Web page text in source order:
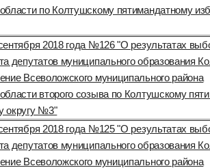
по Колтушскому пятимандатному
2018 года №126 "О результатах
депутатов муниципального образования
Всеволожского муниципального района
второго созыва по Колтушскому
округу №3"
2018 года №125 "О результатах
депутатов муниципального образования
Всеволожского муниципального района